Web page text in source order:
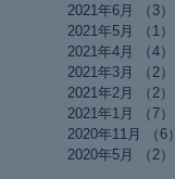
2021年6月
（3）
2021年5月
（1）
2021年4月
（4）
2021年3月
（2）
2021年2月
（2）
2021年1月
（7）
2020年11月
（6）
2020年5月
（2）